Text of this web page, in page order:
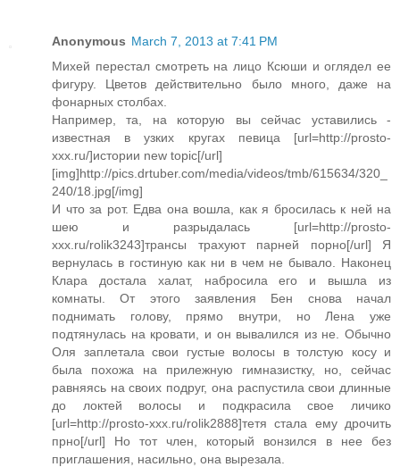
Anonymous March 7, 2013 at 7:41 PM
Михей перестал смотреть на лицо Ксюши и оглядел ее
фигуру. Цветов действительно было много, даже на
фонарных столбах.
Например, та, на которую вы сейчас уставились -
известная в узких кругах певица [url=http://prosto-
xxx.ru/]истории new topic[/url]
[img]http://pics.drtuber.com/media/videos/tmb/615634/320_
240/18.jpg[/img]
И что за рот. Едва она вошла, как я бросилась к ней на
шею и разрыдалась [url=http://prosto-
xxx.ru/rolik3243]трансы трахуют парней порно[/url] Я
вернулась в гостиную как ни в чем не бывало. Наконец
Клара достала халат, набросила его и вышла из
комнаты. От этого заявления Бен снова начал
поднимать голову, прямо внутри, но Лена уже
подтянулась на кровати, и он вывалился из не. Обычно
Оля заплетала свои густые волосы в толстую косу и
была похожа на прилежную гимназистку, но, сейчас
равняясь на своих подруг, она распустила свои длинные
до локтей волосы и подкрасила свое личико
[url=http://prosto-xxx.ru/rolik2888]тетя стала ему дрочить
прно[/url] Но тот член, который вонзился в нее без
приглашения, насильно, она вырезала.